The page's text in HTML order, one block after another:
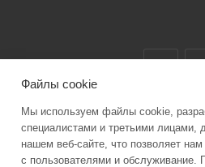
2026 © “ПК ХОЛОД”
представленная на сайте служит
характеристики, параметры,
Файлы cookie
Мы используем файлы cookie,
специалистами и третьими лицами,
нашем веб-сайте, что позволяет
с пользователями и обслуживание.